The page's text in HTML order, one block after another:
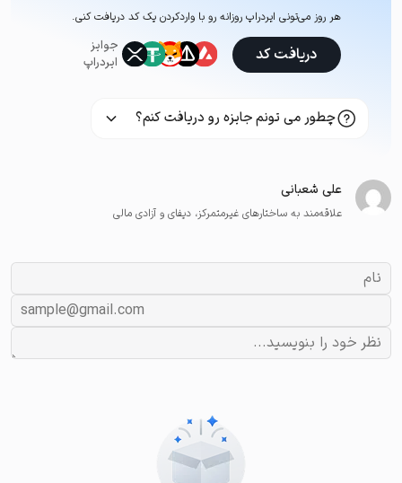
هر روز می‌تونی ایردراپ روزانه رو با وارد‌کردن یک کد دریافت کنی.
جوایز
ایردراپ
دریافت کد
چطور می تونم جایزه رو دریافت کنم؟
علی شعبانی
علاقه‌مند به ساختارهای غیرمتمرکز، دیفای و آزادی مالی